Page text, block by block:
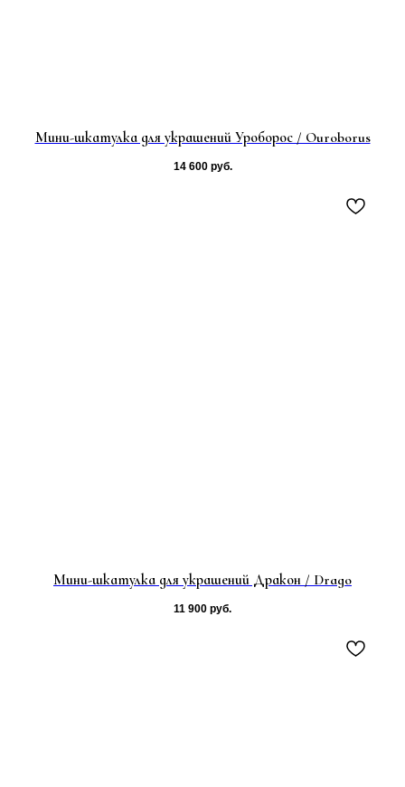
Мини-шкатулка для украшений Уроборос / Ouroborus
14 600 руб.
Мини-шкатулка для украшений Дракон / Drago
11 900 руб.